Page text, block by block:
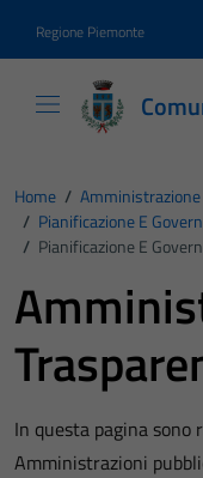
Regione Piemonte
Home /
/ Pianificazione E
/ Pianificazione E
In questa pagina
Amministrazioni